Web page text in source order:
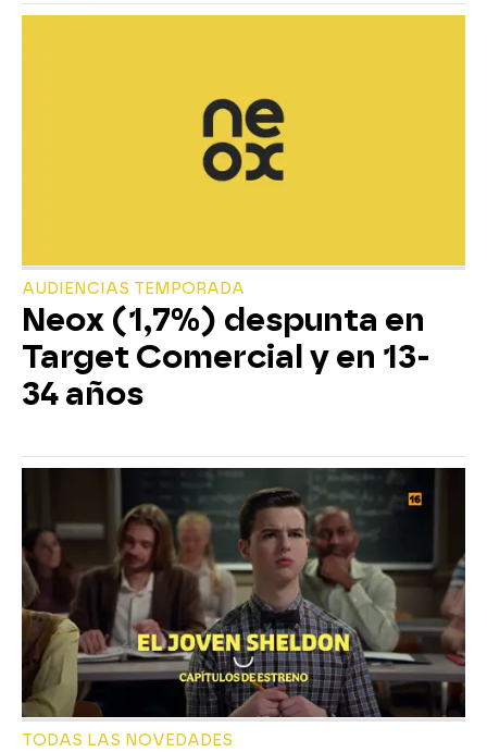
AUDIENCIAS TEMPORADA
Neox (1,7%) despunta en
Target Comercial y en 13-
34 años
TODAS LAS NOVEDADES